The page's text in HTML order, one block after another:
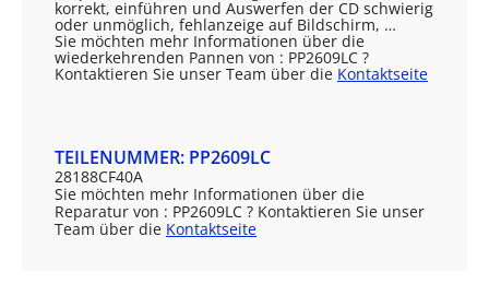
korrekt, einführen und Auswerfen der CD schwierig
oder unmöglich, fehlanzeige auf Bildschirm, …
Sie möchten mehr Informationen über die
wiederkehrenden Pannen von : PP2609LC ?
Kontaktieren Sie unser Team über die Kontaktseite
TEILENUMMER: PP2609LC
28188CF40A
Sie möchten mehr Informationen über die
Reparatur von : PP2609LC ? Kontaktieren Sie unser
Team über die Kontaktseite